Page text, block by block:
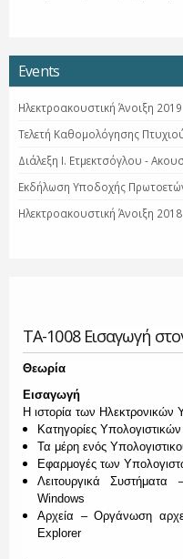
Events
Ηλεκτροακουστική Άνοιξη 2019
Τελετή Καθομολόγησης
Διάλεξη Ι. Ετμεκτσόγλου -
Εκδήλωση Υποδοχής
Ηλεκτροακουστική Άνοιξη 2018
ΤΑ-1008 Εισαγωγή
Θεωρία
Εισαγωγή
Η ιστορία των Ηλεκτρονικών
Κατηγορίες
Τα μέρη ενός
Εφαρμογές των
Λειτουργικά
Windows
Αρχεία – Οργάνωση
Explorer